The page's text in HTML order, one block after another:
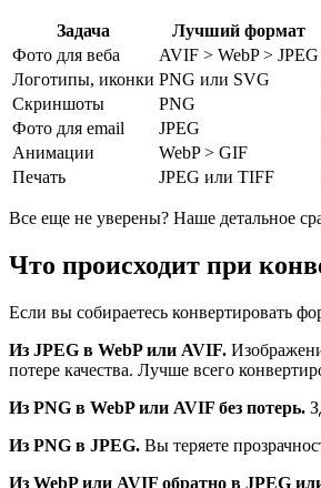
Задача Лучший формат
Фото для веба
AVIF > WebP > JPEG
Логотипы, иконки PNG или SVG
Скриншоты
PNG
Фото для email
JPEG
Анимации
WebP > GIF
Печать
JPEG или TIFF
Все еще не уверены? Наше детальное
Что происходит при
Если вы собираетесь конвертировать
Из JPEG в WebP или AVIF.
потере качества. Лучше всего
Из PNG в WebP или AVIF без потерь.
Из PNG в JPEG. Вы теряете
Из WebP или AVIF обратно в JPEG